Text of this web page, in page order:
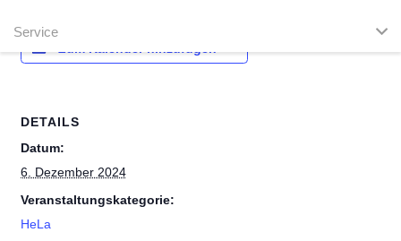
Service
DETAILS
Datum:
6. Dezember 2024
Veranstaltungskategorie:
HeLa